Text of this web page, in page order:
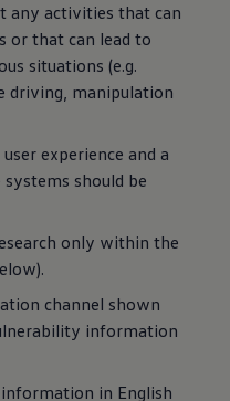
any activities that can
or that can lead to
situations (e.g.
driving, manipulation
experience and a
should be
only within the
channel shown
information
information in English